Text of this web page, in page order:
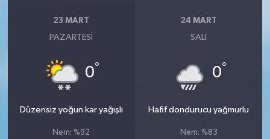
23 MART
PAZARTESI
0°
Düzensiz yoğun kar yağışlı
Nem: %92
24 MART
SALI
0°
Hafif dondurucu yağmurlu
Nem: %83